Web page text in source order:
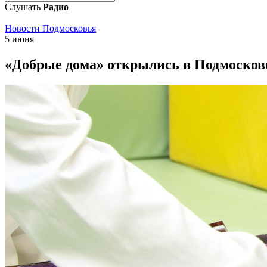
Слушать Радио
Новости Подмосковья
5 июня
«Добрые дома» открылись в